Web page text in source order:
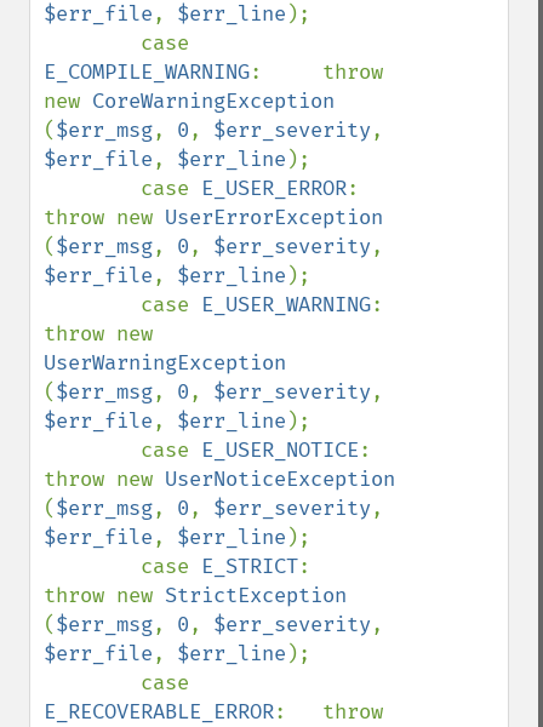
$err_file, $err_line );
E_COMPILE_WARNING:     throw
new
($err_msg, 0, $err_severity
$err_file, $err_line );
        case
E_USER_ERROR:
throw new
($err_msg, 0, $err_severity
$err_file, $err_line );
        case
E_USER_WARNING:
($err_msg, 0, $err_severity
$err_file, $err_line );
        case
E_USER_NOTICE:
throw new
($err_msg, 0, $err_severity
$err_file, $err_line );
        case
E_STRICT:
throw new
($err_msg, 0, $err_severity
$err_file, $err_line );
E_RECOVERABLE_ERROR:   throw